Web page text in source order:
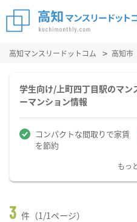
高知マンスリードットコム 高知市
学生向け/上町四丁目駅のマン
ーマンション情報
コンパクトな間取りで家賃
を節約
もっ
3 件（1/1ページ）